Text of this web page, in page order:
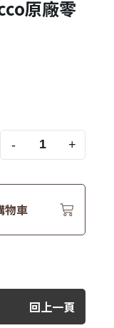
原廠零
- +
物車
回上一頁